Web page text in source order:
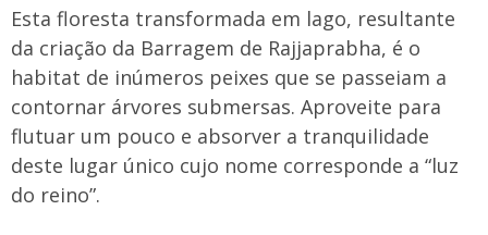
Esta floresta transformada em lago, resultante
da criação da Barragem de Rajjaprabha, é o
habitat de inúmeros peixes que se passeiam a
contornar árvores submersas. Aproveite para
flutuar um pouco e absorver a tranquilidade
deste lugar único cujo nome corresponde a “luz
do reino”.